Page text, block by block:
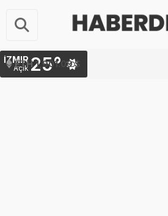
ETH 1,901.09 $
İZMIR
Açık 25°